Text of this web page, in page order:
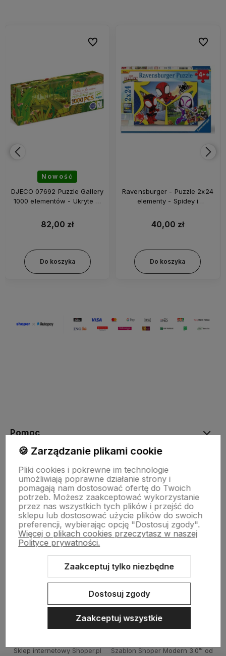
Nowość
DJECO 07692 Puzzle Gallery
1000 elementów - Ukryte w
82,00 zł
Do koszyka
Do ulubionych
Do ulubionych
Ravensburger - Puzzle 2x24
elementy - Spidey i
40,00 zł
Do koszyka
Do
Do
Pomoc
Moje konto
Płatności i dostawa
Informacje
Sklep internetowy Shoper.pl Szablon Shoper Modern 3.0™ od
🍪 Zarządzanie plikami cookie
Pliki cookies i pokrewne im technologie
umożliwiają poprawne działanie strony i
pomagają nam dostosować ofertę do Twoich
potrzeb. Możesz zaakceptować wykorzystanie
przez nas wszystkich tych plików i przejść do
sklepu lub dostosować użycie plików do swoich
preferencji, wybierając opcję "Dostosuj zgody".
Więcej o plikach cookies przeczytasz w naszej
Polityce prywatności.
Zaakceptuj tylko niezbędne
Dostosuj zgody
Zaakceptuj wszystkie